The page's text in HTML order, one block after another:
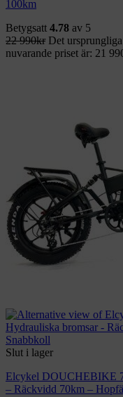
100km
Betygsatt 4.78 av 5
22 990kr Det
nuvarande priset är: 21
Snabbkoll
Slut i lager
Elcykel DOUCHEBIKE
– Räckvidd 70km –